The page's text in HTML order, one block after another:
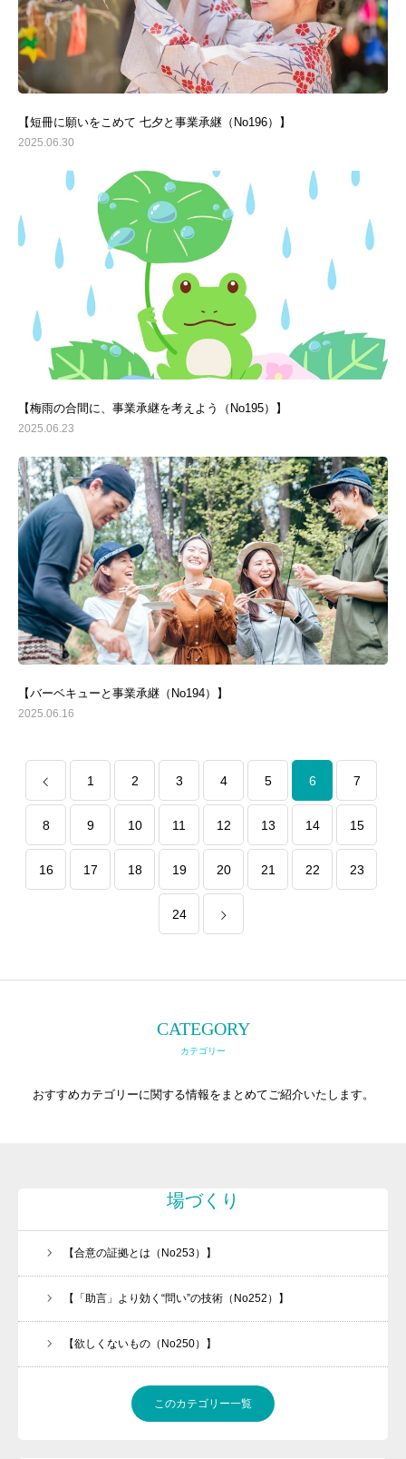
【短冊に願いをこめて 七夕と事業承継（No196）】
2025.06.30
【梅雨の合間に、事業承継を考えよう（No195）】
2025.06.23
【バーベキューと事業承継（No194）】
2025.06.16
1 2 3 4 5 6 7
8 9 10 11 12 13 14 15
16 17 18 19 20 21 22 23
24
CATEGORY
カテゴリー
おすすめカテゴリーに関する情報をまとめてご紹介いたします。
場づくり
【合意の証拠とは（No253）】
【「助言」より効く“問い”の技術（No252）】
【欲しくないもの（No250）】
このカテゴリー一覧